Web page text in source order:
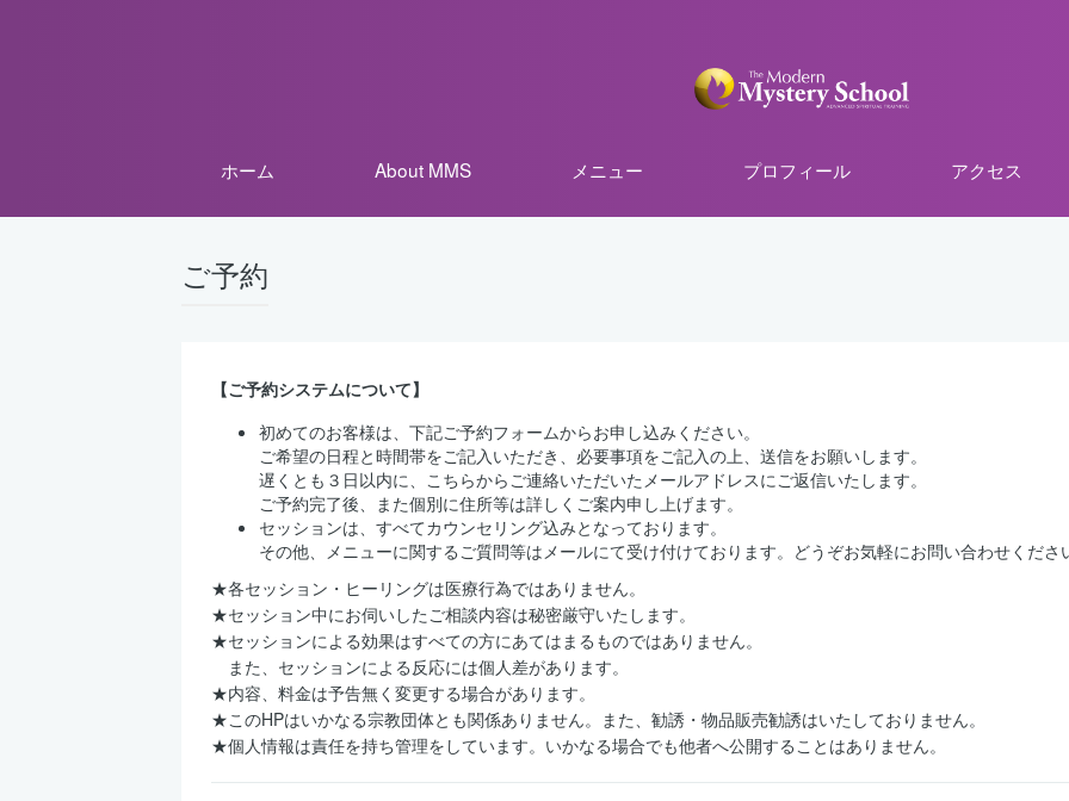
ホーム About MMS メニュー プロフィール アクセス
ご予約
【ご予約システムについて】
初めてのお客様は、下記ご予約フォームからお申し込みください。
ご希望の日程と時間帯をご記入いただき、必要事項をご記入の上、送信をお願いします。
遅くとも３日以内に、こちらからご連絡いただいたメールアドレスにご返信いたします。
ご予約完了後、また個別に住所等は詳しくご案内申し上げます。
セッションは、すべてカウンセリング込みとなっております。
その他、メニューに関するご質問等はメールにて受け付けております。どうぞお気軽にお問い合わせくださ
★各セッション・ヒーリングは医療行為ではありません。
★セッション中にお伺いしたご相談内容は秘密厳守いたします。
★セッションによる効果はすべての方にあてはまるものではありません。
また、セッションによる反応には個人差があります。
★内容、料金は予告無く変更する場合があります。
★このHPはいかなる宗教団体とも関係ありません。また、勧誘・物品販売勧誘はいたしておりません。
★個人情報は責任を持ち管理をしています。いかなる場合でも他者へ公開することはありません。